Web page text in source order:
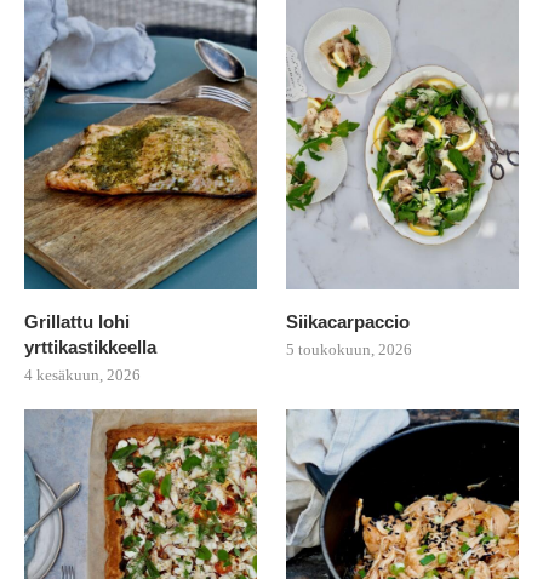
Grillattu lohi
yrttikastikkeella
4 kesäkuun, 2026
Siikacarpaccio
5 toukokuun, 2026